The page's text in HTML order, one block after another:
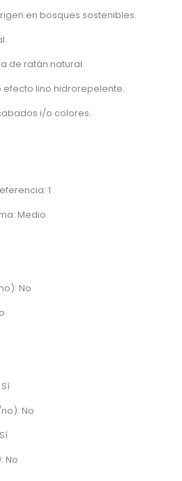
en bosques sostenibles.
de ratán natural.
lino hidrorepelente.
i/o colores.
1
Medio
No
No
No